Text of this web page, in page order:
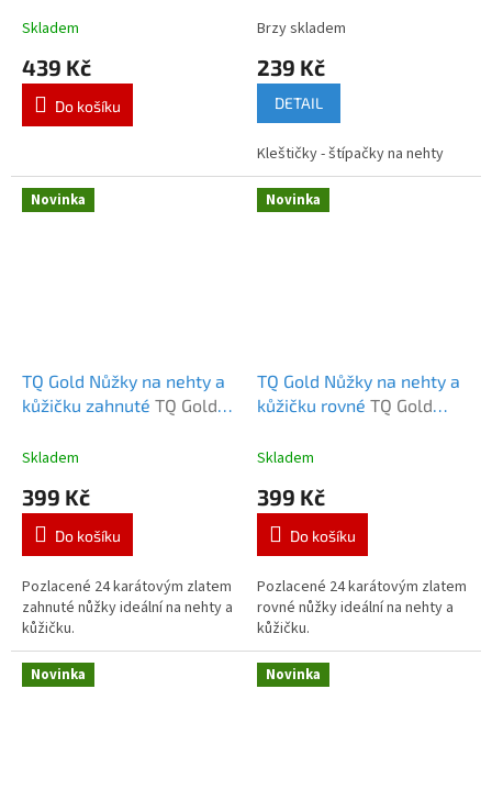
Skladem
439 Kč
Do košíku
Brzy skladem
239 Kč
DETAIL
Kleštičky - štípačky na nehty
Novinka
TQ Gold Nůžky na nehty a
kůžičku zahnuté TQ Gold
Skladem
399 Kč
Do košíku
Pozlacené 24 karátovým zlatem
zahnuté nůžky ideální na nehty a
kůžičku.
Novinka
TQ Gold Nůžky na nehty a
kůžičku rovné TQ Gold
rovné
Skladem
399 Kč
Do košíku
Pozlacené 24 karátovým zlatem
rovné nůžky ideální na nehty a
kůžičku.
Novinka Novinka